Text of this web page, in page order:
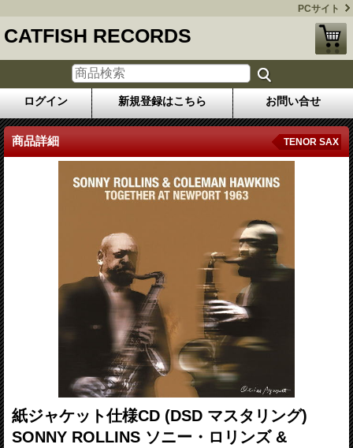
PCサイト
CATFISH RECORDS
ログイン 新規登録はこちら お問い合せ
商品詳細 TENOR SAX
紙ジャケット仕様CD (DSD マスタリング)
SONNY ROLLINS ソニー・ロリンズ &